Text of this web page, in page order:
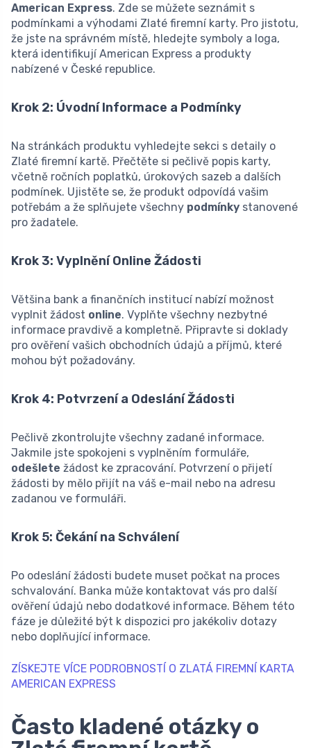
American Express. Zde se můžete seznámit s
podmínkami a výhodami Zlaté firemní karty. Pro jistotu,
že jste na správném místě, hledejte symboly a loga,
která identifikují American Express a produkty
nabízené v České republice.
Krok 2: Úvodní Informace a Podmínky
Na stránkách produktu vyhledejte sekci s detaily o
Zlaté firemní kartě. Přečtěte si pečlivě popis karty,
včetně ročních poplatků, úrokových sazeb a dalších
podmínek. Ujistěte se, že produkt odpovídá vašim
potřebám a že splňujete všechny podmínky stanovené
pro žadatele.
Krok 3: Vyplnění Online Žádosti
Většina bank a finančních institucí nabízí možnost
vyplnit žádost online. Vyplňte všechny nezbytné
informace pravdivě a kompletně. Připravte si doklady
pro ověření vašich obchodních údajů a příjmů, které
mohou být požadovány.
Krok 4: Potvrzení a Odeslání Žádosti
Pečlivě zkontrolujte všechny zadané informace.
Jakmile jste spokojeni s vyplněním formuláře,
odešlete žádost ke zpracování. Potvrzení o přijetí
žádosti by mělo přijít na váš e-mail nebo na adresu
zadanou ve formuláři.
Krok 5: Čekání na Schválení
Po odeslání žádosti budete muset počkat na proces
schvalování. Banka může kontaktovat vás pro další
ověření údajů nebo dodatkové informace. Během této
fáze je důležité být k dispozici pro jakékoliv dotazy
nebo doplňující informace.
ZÍSKEJTE VÍCE PODROBNOSTÍ O ZLATÁ FIREMNÍ KARTA
AMERICAN EXPRESS
Často kladené otázky o